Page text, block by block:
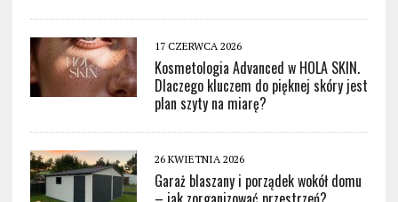
17 CZERWCA 2026
Kosmetologia Advanced w HOLA SKIN.
Dlaczego kluczem do pięknej skóry jest
plan szyty na miarę?
26 KWIETNIA 2026
Garaż blaszany i porządek wokół domu